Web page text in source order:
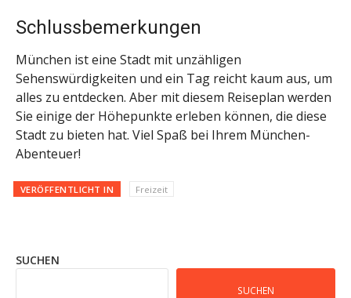
Schlussbemerkungen
München ist eine Stadt mit unzähligen
Sehenswürdigkeiten und ein Tag reicht kaum aus, um
alles zu entdecken. Aber mit diesem Reiseplan werden
Sie einige der Höhepunkte erleben können, die diese
Stadt zu bieten hat. Viel Spaß bei Ihrem München-
Abenteuer!
VERÖFFENTLICHT IN Freizeit
SUCHEN
SUCHEN